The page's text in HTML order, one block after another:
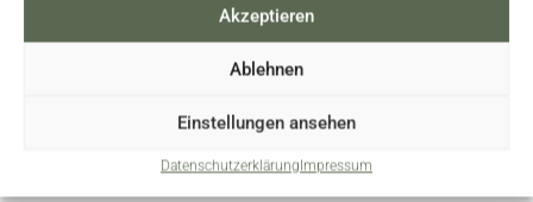
Akzeptieren
Ablehnen
Einstellungen ansehen
DatenschutzerklärungImpressum
erfahren und werde das auch nie, da es keinen
Rassismus gegen Weiße gibt. Ich maße mir deswegen
nicht an, zu sagen, dass ich dieses Thema auch nur
Schwarze Autorin gekonnt hätte.